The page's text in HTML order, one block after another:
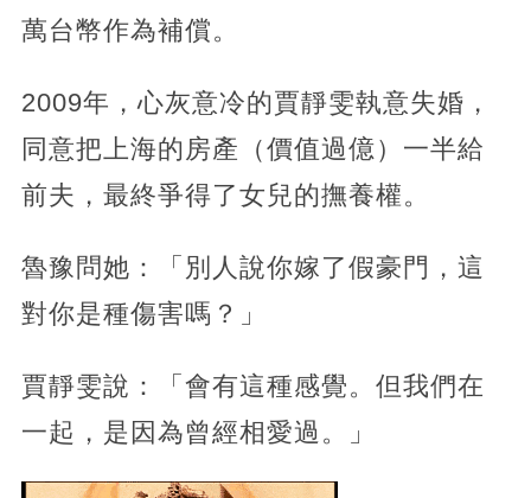
萬台幣作為補償。
2009年，心灰意冷的賈靜雯執意失婚，
同意把上海的房產（價值過億）一半給
前夫，最終爭得了女兒的撫養權。
魯豫問她：「別人說你嫁了假豪門，這
對你是種傷害嗎？」
賈靜雯說：「會有這種感覺。但我們在
一起，是因為曾經相愛過。」